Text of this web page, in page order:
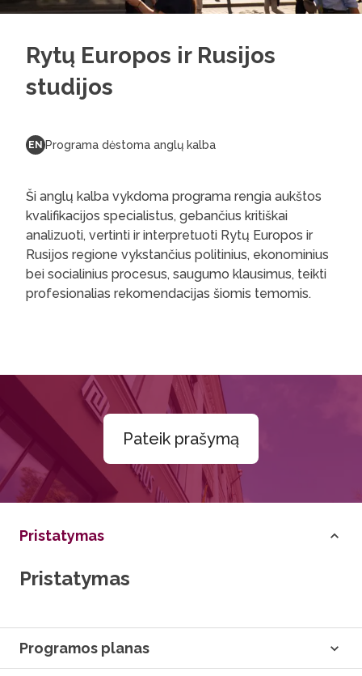
Rytų Europos ir Rusijos
studijos
EN Programa dėstoma anglų kalba
Ši anglų kalba vykdoma programa rengia aukštos
kvalifikacijos specialistus, gebančius kritiškai
analizuoti, vertinti ir interpretuoti Rytų Europos ir
Rusijos regione vykstančius politinius, ekonominius
bei socialinius procesus, saugumo klausimus, teikti
profesionalias rekomendacijas šiomis temomis.
Pateik prašymą
Pristatymas
Pristatymas
Programos planas